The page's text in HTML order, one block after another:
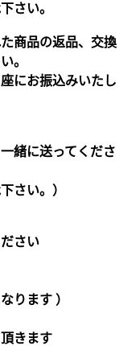
さい。
商品の返品、交換
。
にお振込みいたし
緒に送ってくださ
さい。）
さい
ります ）
きます